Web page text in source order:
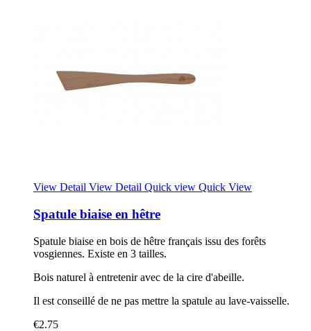
View Detail View Detail Quick view Quick View
Spatule biaise en hêtre
Spatule biaise en bois de hêtre français issu des forêts
vosgiennes. Existe en 3 tailles.
Bois naturel à entretenir avec de la cire d'abeille.
Il est conseillé de ne pas mettre la spatule au lave-vaisselle.
€2.75